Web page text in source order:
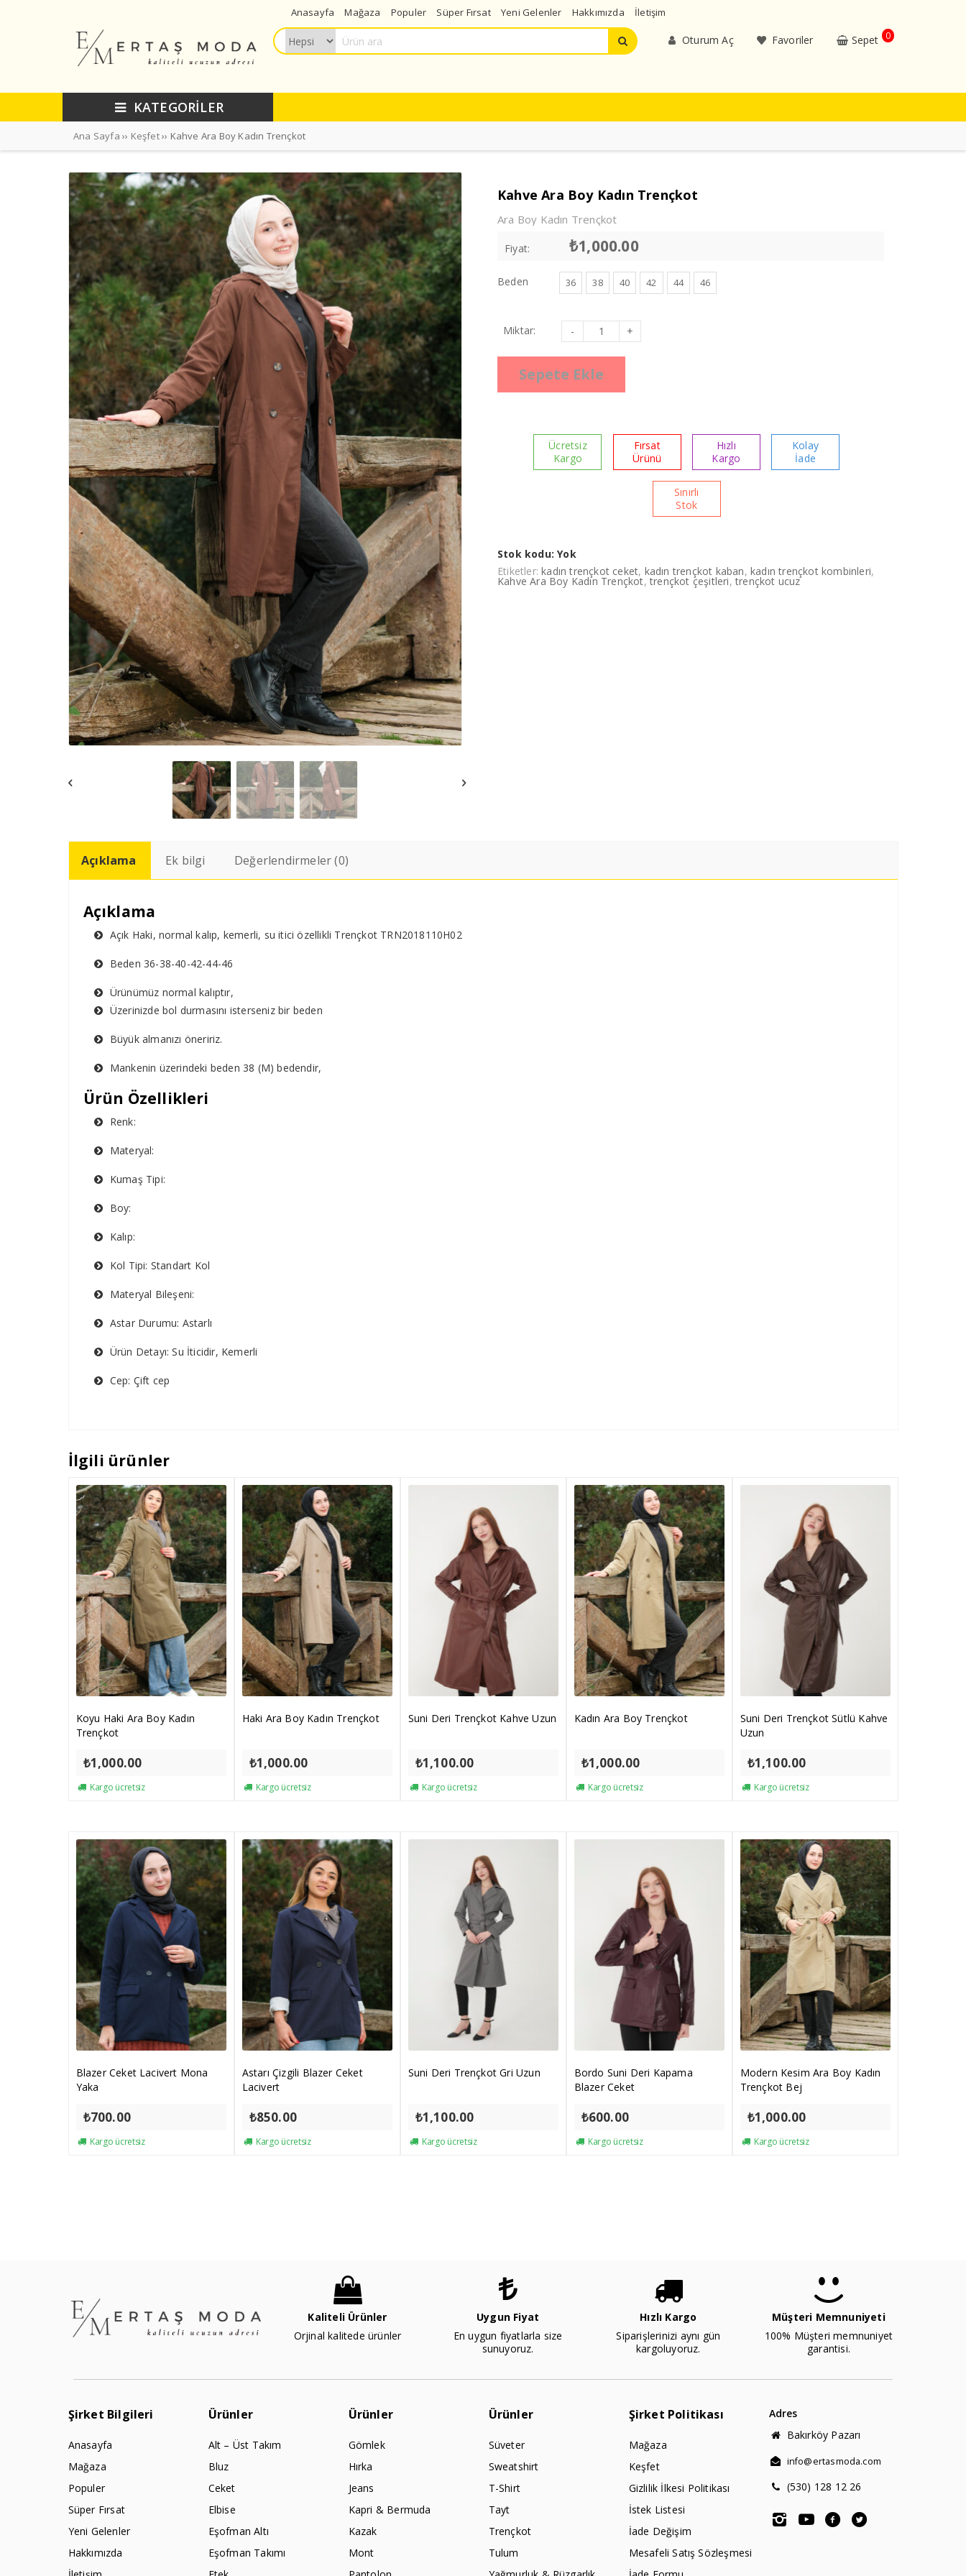
Anasayfa Mağaza Populer Süper Fırsat Yeni Gelenler Hakkımızda İletişim
Oturum Aç Favoriler Sepet 0
KATEGORİLER
Ana Sayfa ›› Keşfet›› Kahve Ara Boy Kadın Trençkot
Kahve Ara Boy Kadın Trençkot
Ara Boy Kadın Trençkot
Fiyat: ₺1,000.00
Beden 36 38 40 42 44 46
Miktar: Kahve
Boy
Kadın
adet
Sepete Ekle
Ücretsiz
Kargo
Fırsat
Ürünü
Hızlı
Kargo
Kolay
İade
Sınırlı
Stok
Stok kodu:Yok
Etiketler:kadın trençkot ceket, kadın trençkot kaban,kadın trençkot kombinleri,
Kahve Ara Boy Kadın Trençkot,trençkot çeşitleri,trençkot ucuz
Açıklama Ek bilgi Değerlendirmeler (0)
Açıklama
Açık Haki, normal kalıp, kemerli, su itici özellikli Trençkot TRN2018110H02
Beden 36-38-40-42-44-46
Ürünümüz normal kalıptır,
Üzerinizde bol durmasını isterseniz bir beden
Büyük almanızı öneririz.
Mankenin üzerindeki beden 38 (M) bedendir,
Ürün Özellikleri
Renk:
Materyal:
Kumaş Tipi:
Boy:
Kalıp:
Kol Tipi: Standart Kol
Materyal Bileşeni:
Astar Durumu: Astarlı
Ürün Detayı: Su İticidir, Kemerli
Cep: Çift cep
İlgili ürünler
Koyu Haki Ara Boy Kadın
Trençkot
₺1,000.00
Kargo ücretsiz
Haki Ara Boy Kadın Trençkot
₺1,000.00
Kargo ücretsiz
Suni Deri Trençkot Kahve Uzun
₺1,100.00
Kargo ücretsiz
Kadın Ara Boy Trençkot
₺1,000.00
Kargo ücretsiz
Suni Deri Trençkot Sütlü Kahve
Uzun
₺1,100.00
Kargo ücretsiz
Blazer Ceket Lacivert Mona
Yaka
₺700.00
Kargo ücretsiz
Astarı Çizgili Blazer Ceket
Lacivert
₺850.00
Kargo ücretsiz
Suni Deri Trençkot Gri Uzun
₺1,100.00
Kargo ücretsiz
Bordo Suni Deri Kapama
Blazer Ceket
₺600.00
Kargo ücretsiz
Modern Kesim Ara Boy Kadın
Trençkot Bej
₺1,000.00
Kargo ücretsiz
Kaliteli Ürünler
Orjinal kalitede ürünler
Uygun Fiyat
En uygun fiyatlarla size
sunuyoruz.
Hızlı Kargo
Siparişlerinizi aynı gün
kargoluyoruz.
Müşteri Memnuniyeti
100% Müşteri memnuniyet
garantisi.
Şirket Bilgileri
Anasayfa
Mağaza
Populer
Süper Fırsat
Yeni Gelenler
Hakkımızda
Ürünler
Alt – Üst Takım
Bluz
Ceket
Elbise
Eşofman Altı
Eşofman Takımı
Ürünler
Gömlek
Hırka
Jeans
Kapri & Bermuda
Kazak
Mont
Ürünler
Süveter
Sweatshirt
T-Shirt
Tayt
Trençkot
Tulum
Şirket Politikası
Mağaza
Keşfet
Gizlilik İlkesi Politikası
İstek Listesi
İade Değişim
Mesafeli Satış Sözleşmesi
Adres
Bakırköy Pazarı
info@ertasmoda.com
(530) 128 12 26